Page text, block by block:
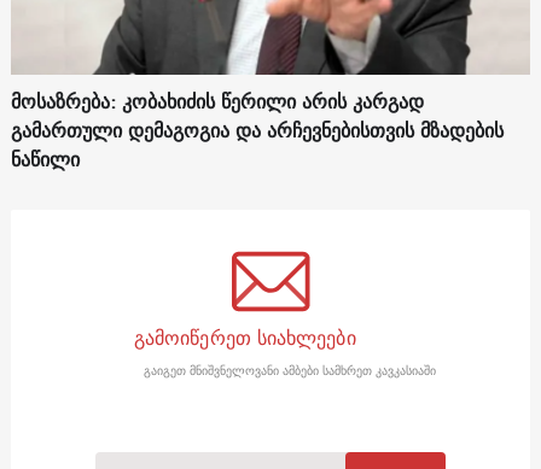
მოსაზრება: კობახიძის წერილი არის კარგად
გამართული დემაგოგია და არჩევნებისთვის მზადების
ნაწილი
გამოიწერეთ სიახლეები
გაიგეთ მნიშვნელოვანი ამბები სამხრეთ კავკასიაში